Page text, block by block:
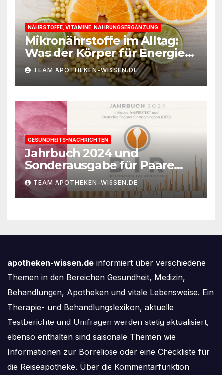
NÄHRSTOFFE, VITAMINE, NAHRUNGSERGÄNZUNG
Mikronährstoffe im Alltag:
Was der Körper für Energie
und Leistungsfähigkeit
braucht
TEAM APOTHEKEN-WISSEN.DE
GESUNDHEITS-NACHRICHTEN
Jahrbuch 2024 und
Sonderausgabe für Paare
des Deutschen IVF-Registers:
Zahl der Mehrlingsgeburten
nach
TEAM APOTHEKEN-WISSEN.DE
apotheken-wissen.de informiert über verschiedene
Themen in den Bereichen Gesundheit, Medizin,
Behandlungen, Apotheken und vitale Lebensweise. Ein
Therapie- und Behandlungslexikon, aktuelle
Testberichte und Umfragen werden stetig aktualisiert,
ebenso enthalten sind saisonale Themen wie
Informationen zur Borreliose oder eine Checkliste für
die Reiseapotheke. Über die Kommentarfunktion